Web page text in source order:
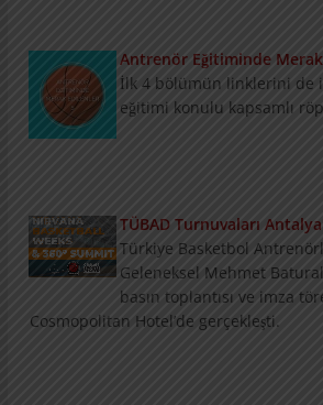
Antrenör Eğitiminde
İlk 4 bölümün linklerini de
eğitimi konulu kapsamlı
TÜBAD Turnuvaları
Türkiye Basketbol
Geleneksel Mehmet
basın toplantısı ve imza
Cosmopolitan Hotel’de gerçekleşti.